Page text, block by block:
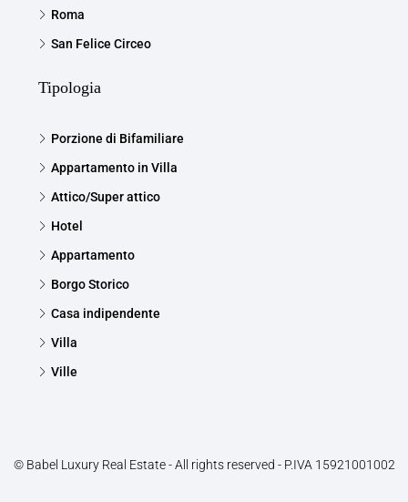
Roma
San Felice Circeo
Tipologia
Porzione di Bifamiliare
Appartamento in Villa
Attico/Super attico
Hotel
Appartamento
Borgo Storico
Casa indipendente
Villa
Ville
© Babel Luxury Real Estate - All rights reserved - P.IVA 15921001002